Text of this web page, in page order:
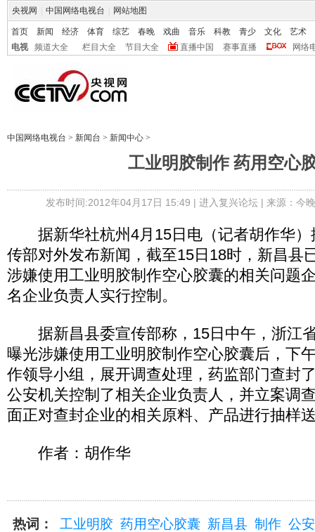
央视网 中国网络电视台 网站地图
首页 新闻 经济 体育 综艺 春晚 戏曲 音乐 科教 青少 文化
艺术
电视
频道大全 栏目大全 节目大全 直播中国 赛事直播 网络
中国网络电视台 > 新闻台 > 新闻中心 >
工业明胶制作 药用空心
发布时间:2012年04月17日 15:49 | 进入复兴论坛 | 来源：今
据新华社杭州4月15日电（记者胡作华）
传部对外发布新闻，截至15日18时，新昌县
涉嫌使用工业明胶制作空心胶囊的相关问题
名企业负责人实行控制。
据新昌县委宣传部称，15日中午，浙江
曝光涉嫌使用工业明胶制作空心胶囊后，下
作领导小组，展开调查处理，药监部门查封
公安机关控制了相关企业负责人，并立案调
面正对查封企业的相关原料、产品进行抽样
作者：胡作华
热词： 工业明胶 药用空心胶囊 新昌县 制作 公